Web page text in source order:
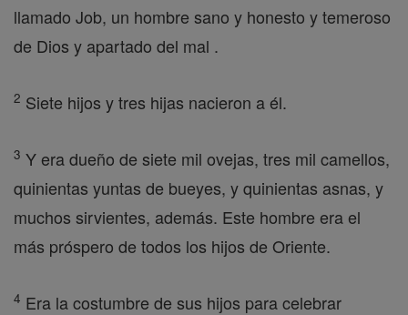
llamado Job, un hombre sano y honesto y temeroso
de Dios y apartado del mal .
2 Siete hijos y tres hijas nacieron a él.
3 Y era dueño de siete mil ovejas, tres mil camellos,
quinientas yuntas de bueyes, y quinientas asnas, y
muchos sirvientes, además. Este hombre era el
más próspero de todos los hijos de Oriente.
4 Era la costumbre de sus hijos para celebrar